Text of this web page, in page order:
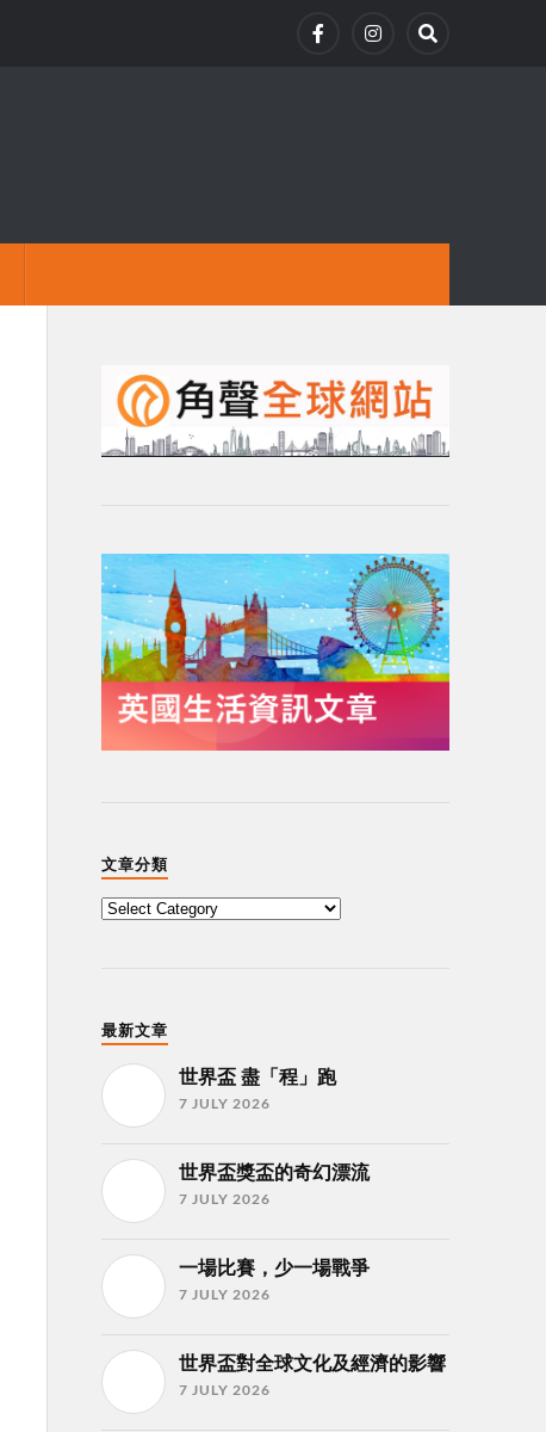
文章分類
最新文章
世界盃 盡「程」跑
7 JULY 2026
世界盃獎盃的奇幻漂流
7 JULY 2026
一場比賽，少一場戰爭
7 JULY 2026
世界盃對全球文化及經濟的影響
7 JULY 2026